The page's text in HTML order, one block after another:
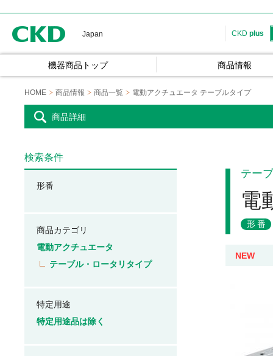
Japan CKD plus
機器商品トップ 商品情報
HOME 商品情報 商品一覧 電動アクチュエータ テーブルタイプ
商品詳細
テー
電
形番
NEW
検索条件
形番
商品カテゴリ
電動アクチュエータ
テーブル・ロータリタイプ
特定用途
特定用途品は除く